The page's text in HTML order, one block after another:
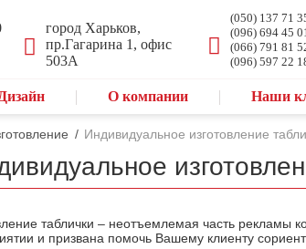
(050) 137 71
(096) 694 45
(066) 791 81
(096) 597 22
город Харьков,
пр.Гагарина 1, офис
503А
Дизайн О компании Наши
/ Индивидуальное изготовление
таблички – неотъемлемая часть
и призвана помочь Вашему клиенту